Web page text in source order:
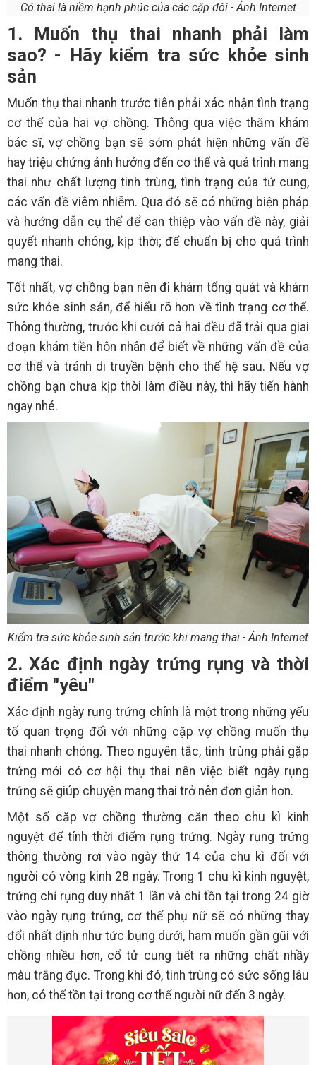
Có thai là niềm hạnh phúc của các cặp đôi - Ảnh Internet
1. Muốn thụ thai nhanh phải làm
sao? - Hãy kiểm tra sức khỏe sinh
sản
Muốn thụ thai nhanh trước tiên phải xác nhận tình trạng
cơ thể của hai vợ chồng. Thông qua việc thăm khám
bác sĩ, vợ chồng bạn sẽ sớm phát hiện những vấn đề
hay triệu chứng ảnh hưởng đến cơ thể và quá trình mang
thai như chất lượng tinh trùng, tình trạng của tử cung,
các vấn đề viêm nhiễm. Qua đó sẽ có những biện pháp
và hướng dẫn cụ thể để can thiệp vào vấn đề này, giải
quyết nhanh chóng, kịp thời; để chuẩn bị cho quá trình
mang thai.
Tốt nhất, vợ chồng bạn nên đi khám tổng quát và khám
sức khỏe sinh sản, để hiểu rõ hơn về tình trạng cơ thể.
Thông thường, trước khi cưới cả hai đều đã trải qua giai
đoạn khám tiền hôn nhân để biết về những vấn đề của
cơ thể và tránh di truyền bệnh cho thế hệ sau. Nếu vợ
chồng bạn chưa kịp thời làm điều này, thì hãy tiến hành
ngay nhé.
Kiểm tra sức khỏe sinh sản trước khi mang thai - Ảnh Internet
2. Xác định ngày trứng rụng và thời
điểm "yêu"
Xác định ngày rụng trứng chính là một trong những yếu
tố quan trọng đối với những cặp vợ chồng muốn thụ
thai nhanh chóng. Theo nguyên tắc, tinh trùng phải gặp
trứng mới có cơ hội thụ thai nên việc biết ngày rụng
trứng sẽ giúp chuyện mang thai trở nên đơn giản hơn.
Một số cặp vợ chồng thường căn theo chu kì kinh
nguyệt để tính thời điểm rụng trứng. Ngày rụng trứng
thông thường rơi vào ngày thứ 14 của chu kì đối với
người có vòng kinh 28 ngày. Trong 1 chu kì kinh nguyệt,
trứng chỉ rụng duy nhất 1 lần và chỉ tồn tại trong 24 giờ
vào ngày rụng trứng, cơ thể phụ nữ sẽ có những thay
đổi nhất định như tức bụng dưới, ham muốn gần gũi với
chồng nhiều hơn, cổ tử cung tiết ra những chất nhầy
màu trắng đục. Trong khi đó, tinh trùng có sức sống lâu
hơn, có thể tồn tại trong cơ thể người nữ đến 3 ngày.